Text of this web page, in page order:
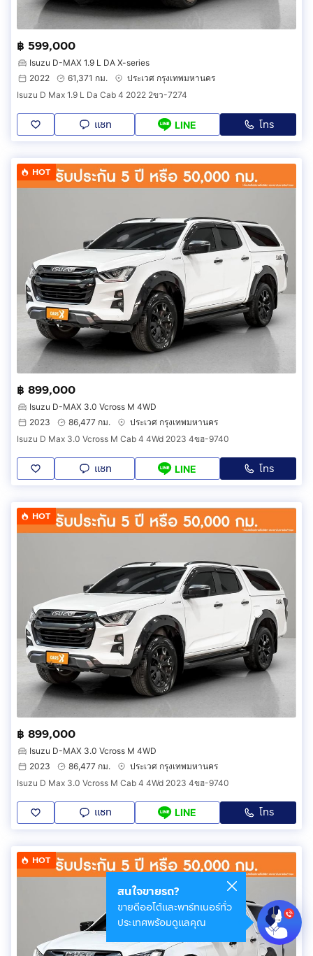
฿ 599,000
Isuzu D-MAX 1.9 L DA X-series
2022
61,371 กม.
ประเวศ กรุงเทพมหานคร
Isuzu D Max 1.9 L Da Cab 4 2022 2ขว-7274
แชท LINE โทร
HOT
฿ 899,000
Isuzu D-MAX 3.0 Vcross M 4WD
2023
86,477 กม.
ประเวศ กรุงเทพมหานคร
Isuzu D Max 3.0 Vcross M Cab 4 4Wd 2023 4ขฮ-9740
แชท LINE โทร
HOT
฿ 899,000
Isuzu D-MAX 3.0 Vcross M 4WD
2023
86,477 กม.
ประเวศ กรุงเทพมหานคร
Isuzu D Max 3.0 Vcross M Cab 4 4Wd 2023 4ขฮ-9740
แชท LINE โทร
HOT
สนใจขายรถ?
ขายดีออโต้และพาร์ทเนอร์ทั่ว
ประเทศพร้อมดูแลคุณ